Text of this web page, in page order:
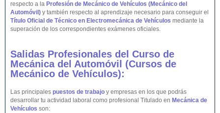
respecto a la Profesión de Mecánico de Vehículos (Mecánico del
Automóvil) y también respecto al aprendizaje necesario para conseguir el
Título Oficial de Técnico en Electromecánica de Vehículos mediante la
superación de los correspondientes exámenes oficiales.
Salidas Profesionales del Curso de
Mecánica del Automóvil (Cursos de
Mecánico de Vehículos):
Las principales puestos de trabajo y empresas en los que podrás
desarrollar tu actividad laboral como profesional Titulado en Mecánica de
Vehículos son: